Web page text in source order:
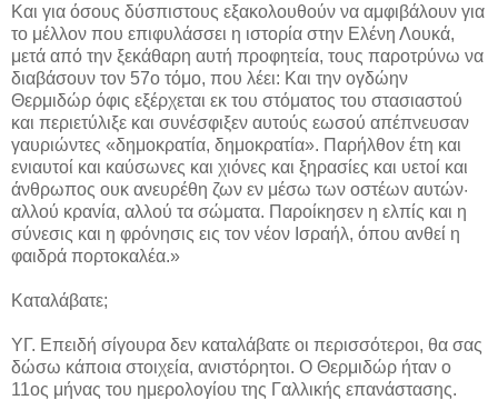
Και για όσους δύσπιστους εξακολουθούν να αμφιβάλουν για
το μέλλον που επιφυλάσσει η ιστορία στην Ελένη Λουκά,
μετά από την ξεκάθαρη αυτή προφητεία, τους παροτρύνω να
διαβάσουν τον 57ο τόμο, που λέει: Και την ογδώην
Θερμιδώρ όφις εξέρχεται εκ του στόματος του στασιαστού
και περιετύλιξε και συνέσφιξεν αυτούς εωσού απέπνευσαν
γαυριώντες «δημοκρατία, δημοκρατία». Παρήλθον έτη και
ενιαυτοί και καύσωνες και χιόνες και ξηρασίες και υετοί και
άνθρωπος ουκ ανευρέθη ζων εν μέσω των οστέων αυτών·
αλλού κρανία, αλλού τα σώματα. Παροίκησεν η ελπίς και η
σύνεσις και η φρόνησις εις τον νέον Ισραήλ, όπου ανθεί η
φαιδρά πορτοκαλέα.»
Καταλάβατε;
ΥΓ. Επειδή σίγουρα δεν καταλάβατε οι περισσότεροι, θα σας
δώσω κάποια στοιχεία, ανιστόρητοι. Ο Θερμιδώρ ήταν ο
11ος μήνας του ημερολογίου της Γαλλικής επανάστασης.